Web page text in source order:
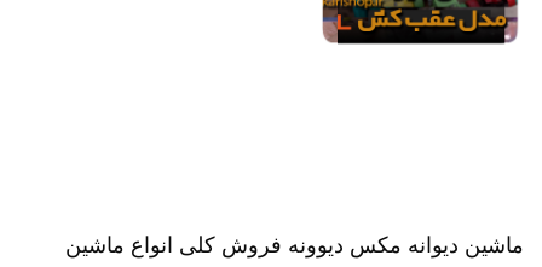
ماشین دیوانه مکس دیوونه فروش کلی انواع ماشین